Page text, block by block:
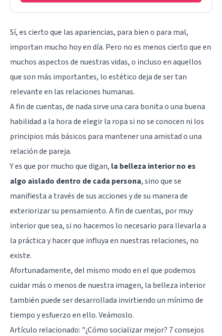
Sí, es cierto que las apariencias, para bien o para mal,
importan mucho hoy en día. Pero no es menos cierto que en
muchos aspectos de nuestras vidas, o incluso en aquellos
que son más importantes, lo estético deja de ser tan
relevante en las relaciones humanas.
A fin de cuentas, de nada sirve una cara bonita o una buena
habilidad a la hora de elegir la ropa si no se conocen ni los
principios más básicos para mantener una amistad o una
relación de pareja.
Y es que por mucho que digan, la belleza interior no es
algo aislado dentro de cada persona, sino que se
manifiesta a través de sus acciones y de su manera de
exteriorizar su pensamiento. A fin de cuentas, por muy
interior que sea, si no hacemos lo necesario para llevarla a
la práctica y hacer que influya en nuestras relaciones, no
existe.
Afortunadamente, del mismo modo en el que podemos
cuidar más o menos de nuestra imagen, la belleza interior
también puede ser desarrollada invirtiendo un mínimo de
tiempo y esfuerzo en ello. Veámoslo.
Artículo relacionado: "¿Cómo socializar mejor? 7 consejos